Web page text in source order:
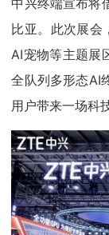
中兴终端宣布将
比亚。此次展会
AI宠物等主题展
全队列多形态AI
用户带来一场科